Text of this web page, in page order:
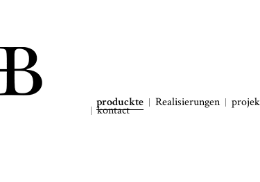
produckte Realisierungen
kontact